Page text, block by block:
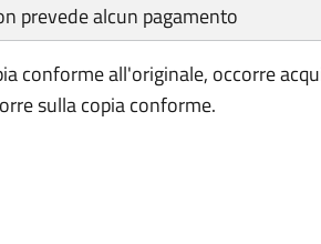
prevede alcun pagamento
conforme all'originale, occorre
sulla copia conforme.